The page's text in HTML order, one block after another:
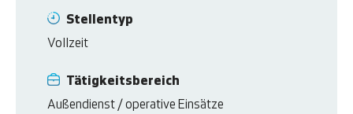
Stellentyp
Vollzeit
Tätigkeitsbereich
Außendienst / operative Einsätze